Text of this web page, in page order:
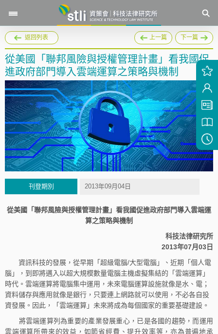
返回列表 上一篇 下一篇
從美國「聯邦風險與授權管理計畫」看我國促
進政府部門導入雲端運算之策略與機制
刊登期別 2013年09月04日
從美國「聯邦風險與授權管理計畫」看我國促進政府部門導入雲端運
算之策略與機制
科技法律研究所
2013年07月03日
資訊科技的發展，從早期「超級電腦/大型電腦」、近期「個人電
腦」，到即將邁入以超大規模數量電腦主機虛擬集結的「雲端運算」
時代。雲端運算將電腦集中運用，未來電腦運算設施就像是水、電；
資料儲存與應用就像是銀行，只要連上網路就可以使用，不必各自投
資發展。因此，「雲端運算」未來將成為每個國家的重要基礎建設。
將雲端運算列為重要的產業發展重心，已是各國的趨勢，而運用
雲端運算所帶來的效益，如節省經費、提升效率等，亦為普遍地承